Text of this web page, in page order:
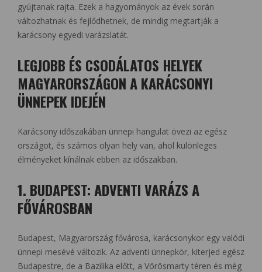
gyújtanak rajta. Ezek a hagyományok az évek során
változhatnak és fejlődhetnek, de mindig megtartják a
karácsony egyedi varázslatát.
LEGJOBB ÉS CSODÁLATOS HELYEK
MAGYARORSZÁGON A KARÁCSONYI
ÜNNEPEK IDEJÉN
Karácsony időszakában ünnepi hangulat övezi az egész
országot, és számos olyan hely van, ahol különleges
élményeket kínálnak ebben az időszakban.
1. BUDAPEST: ADVENTI VARÁZS A
FŐVÁROSBAN
Budapest, Magyarország fővárosa, karácsonykor egy valódi
ünnepi mesévé változik. Az adventi ünnepkör, kiterjed egész
Budapestre, de a Bazilika előtt, a Vörösmarty téren és még